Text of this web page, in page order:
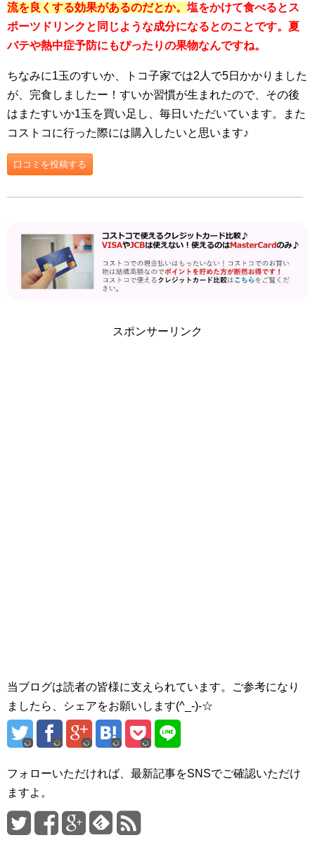
流を良くする効果があるのだとか。 塩をかけて食べるとス
ポーツドリンクと同じような成分になるとのことです。夏
バテや熱中症予防にもぴったりの果物なんですね。
ちなみに1玉のすいか、トコ子家では2人で5日かかりました
が、完食しましたー！すいか習慣が生まれたので、その後
はまたすいか1玉を買い足し、毎日いただいています。また
コストコに行った際には購入したいと思います♪
口コミを投稿する
スポンサーリンク
当ブログは読者の皆様に支えられています。ご参考になり
ましたら、シェアをお願いします(^_-)-☆
フォローいただければ、最新記事をSNSでご確認いただけ
ますよ。